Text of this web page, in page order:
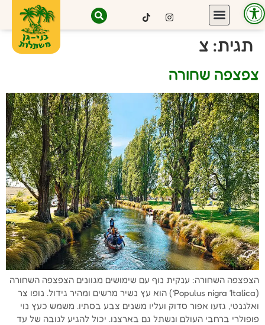
תגית: צ
צפצפה שחורה
הצפצפה השחורה: ענקית נוף עם שימושים מגוונים הצפצפה השחורה
(Populus nigra ‘Italica’) הוא עץ נשיר מרשים ומהיר גידול. נופו צר
ואלגנטי, גזעו אפור סדוק ועליו משנים צבע בסתיו. משמש כעץ נוי
פופולרי ברחבי העולם ונשתל גם בארצנו. יכול להגיע לגובה של עד